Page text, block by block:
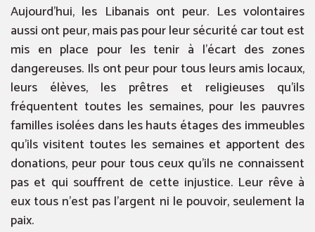
Aujourd’hui, les Libanais ont peur. Les volontaires
aussi ont peur, mais pas pour leur sécurité car tout est
mis en place pour les tenir à l’écart des zones
dangereuses. Ils ont peur pour tous leurs amis locaux,
leurs élèves, les prêtres et religieuses qu’ils
fréquentent toutes les semaines, pour les pauvres
familles isolées dans les hauts étages des immeubles
qu’ils visitent toutes les semaines et apportent des
donations, peur pour tous ceux qu’ils ne connaissent
pas et qui souffrent de cette injustice. Leur rêve à
eux tous n’est pas l’argent ni le pouvoir, seulement la
paix.